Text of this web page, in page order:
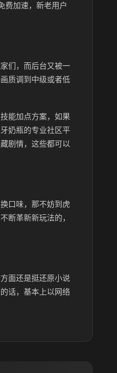
费加速，新老用户
们，而后台又被一
质调到中级或者低
能加点方案，如果
奶瓶的专业社区平
剧情，这些都可以
口味，那不妨到虎
断革新新玩法的，
面还是挺还原小说
话，基本上以网络